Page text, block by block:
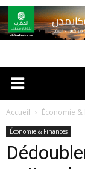
Accueil Économie &
Économie & Finances